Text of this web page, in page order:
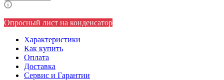
Опросный лист на конденсатор
Характеристики
Как купить
Оплата
Доставка
Сервис и Гарантии